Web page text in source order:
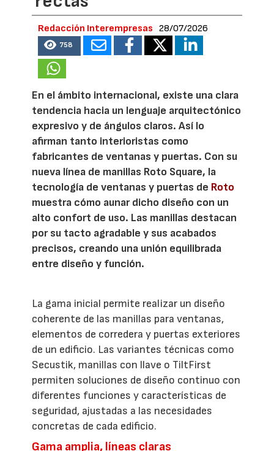
Redacción Interempresas 28/07/2026
758
En el ámbito internacional, existe una clara
tendencia hacia un lenguaje arquitectónico
expresivo y de ángulos claros. Así lo
afirman tanto interioristas como
fabricantes de ventanas y puertas. Con su
nueva línea de manillas Roto Square, la
tecnología de ventanas y puertas de Roto
muestra cómo aunar dicho diseño con un
alto confort de uso. Las manillas destacan
por su tacto agradable y sus acabados
precisos, creando una unión equilibrada
entre diseño y función.
La gama inicial permite realizar un diseño
coherente de las manillas para ventanas,
elementos de corredera y puertas exteriores
de un edificio. Las variantes técnicas como
Secustik, manillas con llave o TiltFirst
permiten soluciones de diseño continuo con
diferentes funciones y características de
seguridad, ajustadas a las necesidades
concretas de cada edificio.
Gama amplia, líneas claras